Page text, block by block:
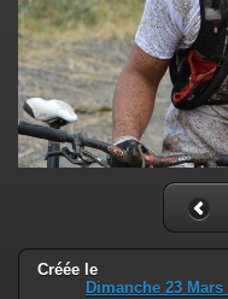
Créée le
Dimanche 23 Mars